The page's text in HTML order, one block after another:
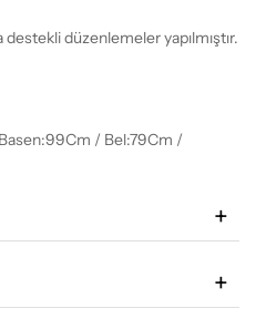
düzenlemeler yapılmıştır.
/ Bel:79Cm /